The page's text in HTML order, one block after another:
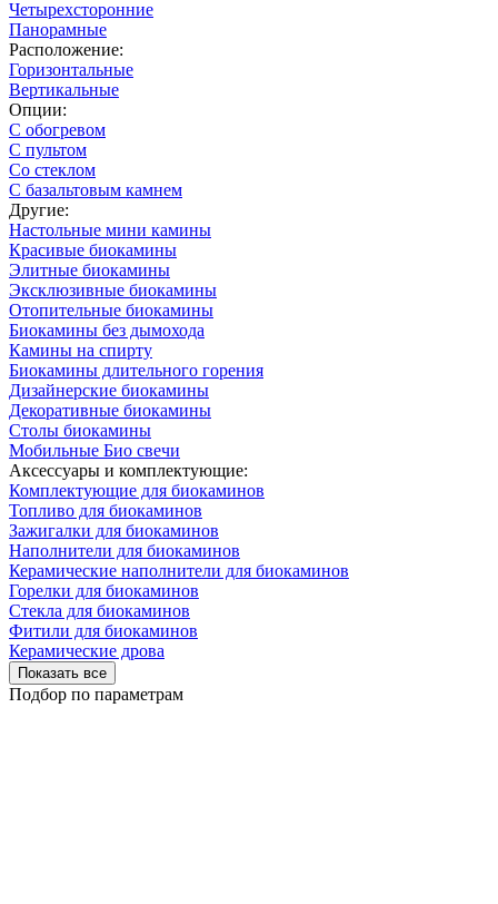
Четырехсторонние
Панорамные
Расположение:
Горизонтальные
Вертикальные
Опции:
С обогревом
С пультом
Со стеклом
С базальтовым камнем
Другие:
Настольные мини камины
Красивые биокамины
Элитные биокамины
Эксклюзивные биокамины
Отопительные биокамины
Биокамины без дымохода
Камины на спирту
Биокамины длительного горения
Дизайнерские биокамины
Декоративные биокамины
Столы биокамины
Мобильные Био свечи
Аксессуары и комплектующие:
Комплектующие для биокаминов
Топливо для биокаминов
Зажигалки для биокаминов
Наполнители для биокаминов
Керамические наполнители для биокаминов
Горелки для биокаминов
Стекла для биокаминов
Фитили для биокаминов
Керамические дрова
Показать все
Подбор по параметрам